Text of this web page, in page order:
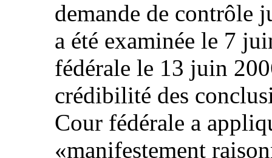
demande de contrôle
a été examinée le 7
fédérale le 13 juin
crédibilité des
Cour fédérale a
«manifestement